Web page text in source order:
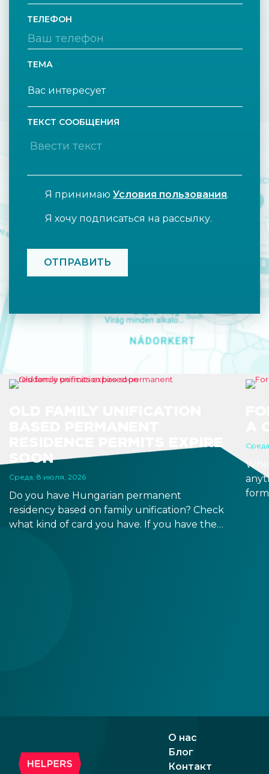
RESIDENCE PERMITS EXPIRE
SOON
Среда, 8 июля, 2026
Do you have Hungarian permanent
residency based on family unification? Check
what kind of card you have. If you have the
ТЕЛЕФОН
ТЕМА
ТЕКСТ СООБЩЕНИЯ
Я принимаю Условия пользования.
Я хочу подписаться на рассылку.
О нас
Блог
Контакт